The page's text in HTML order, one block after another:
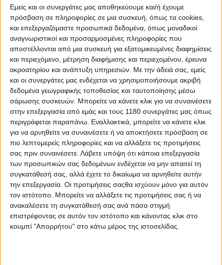
Εμείς και οι συνεργάτες μας αποθηκεύουμε και/ή έχουμε
πρόσβαση σε πληροφορίες σε μια συσκευή, όπως τα cookies,
και επεξεργαζόμαστε προσωπικά δεδομένα, όπως μοναδικοί
αναγνωριστικοί και προσαρμοσμένες πληροφορίες που
αποστέλλονται από μια συσκευή για εξατομικευμένες διαφημίσεις
και περιεχόμενο, μέτρηση διαφήμισης και περιεχομένου, έρευνα
ακροατηρίου και ανάπτυξη υπηρεσιών. Με την άδειά σας, εμείς
και οι συνεργάτες μας ενδέχεται να χρησιμοποιήσουμε ακριβή
δεδομένα γεωγραφικής τοποθεσίας και ταυτοποίησης μέσω
σάρωσης συσκευών. Μπορείτε να κάνετε κλικ για να συναινέσετε
στην επεξεργασία από εμάς και τους 1180 συνεργάτες μας όπως
περιγράφεται παραπάνω. Εναλλακτικά, μπορείτε να κάνετε κλικ
για να αρνηθείτε να συναινέσετε ή να αποκτήσετε πρόσβαση σε
πιο λεπτομερείς πληροφορίες και να αλλάξετε τις προτιμήσεις
σας πριν συναινέσετε. Λάβετε υπόψη ότι κάποια επεξεργασία
των προσωπικών σας δεδομένων ενδέχεται να μην απαιτεί τη
συγκατάθεσή σας, αλλά έχετε το δικαίωμα να αρνηθείτε αυτήν
την επεξεργασία. Οι προτιμήσεις σαςθα ισχύουν μόνο για αυτόν
τον ιστότοπο. Μπορείτε να αλλάξετε τις προτιμήσεις σας ή να
ανακαλέσετε τη συγκατάθεσή σας ανά πάσα στιγμή
επιστρέφοντας σε αυτόν τον ιστότοπο και κάνοντας κλικ στο
κουμπί "Απορρήτου" στο κάτω μέρος της ιστοσελίδας.
Οι Hickman και Todd έχουν παρελθόν ως ομόσταυλοι,
καθώς πέρυσι πρωταγωνίστησαν στο ΤΤ με
μοτοσυκλέτες τηςBMW, ενώ τον περασμένο Νοέμβρη
ο Todd είχε θριαμβεύσει στοMacau Motorcycle Grand
Prix , επικρατώντας του ομόσταυλού του Hickman.